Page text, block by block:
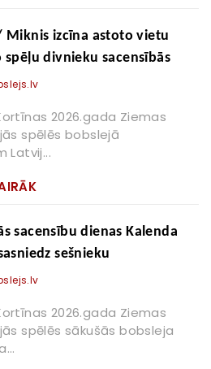
Miknis izcīna astoto vietu
spēļu divnieku sacensībās
2026.gada Ziemas
spēlēs bobslejā
Latvij...
sacensību dienas Kalenda
sešnieku
2026.gada Ziemas
spēlēs sākušās bobsleja